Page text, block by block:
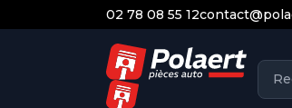
02 78 08 55 12